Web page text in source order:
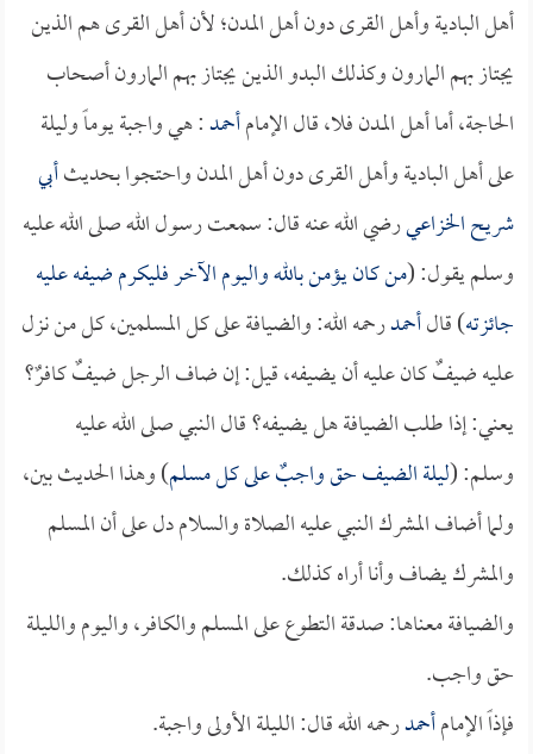
أهل البادية وأهل القرى دون أهل المدن؛ لأن أهل القرى هم الذين
يجتاز بهم المارون وكذلك البدو الذين يجتاز بهم المارون أصحاب
الحاجة، أما أهل المدن فلا، قال الإمامأحمد: هي واجبة يوماً وليلة
على أهل البادية وأهل القرى دون أهل المدن واحتجوا بحديثأبي
شريح الخزاعيرضي الله عنه قال: سمعت رسول الله صلى الله عليه
وسلم يقول: (من كان يؤمن بالله واليوم الآخر فليكرم ضيفه عليه
جائزته) قالأحمدرحمه الله: والضيافة على كل المسلمين، كل من نزل
عليه ضيفٌ كان عليه أن يضيفه، قيل: إن ضاف الرجل ضيفٌ كافرٌ؟
يعني: إذا طلب الضيافة هل يضيفه؟ قال النبي صلى الله عليه
وسلم: (ليلة الضيف حق واجبٌ على كل مسلم) وهذا الحديث بين،
ولما أضاف المشرك النبي عليه الصلاة والسلام دل على أن المسلم
والمشرك يضاف وأنا أراه كذلك.
والضيافة معناها: صدقة التطوع على المسلم والكافر، واليوم والليلة
حق واجب.
فإذاً الإمامأحمدرحمه الله قال: الليلة الأولى واجبة.